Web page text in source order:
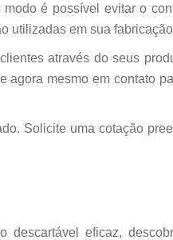
é possível evitar o
utilizadas em sua
através do seus
mesmo em contato
Solicite uma cotação
eficaz,